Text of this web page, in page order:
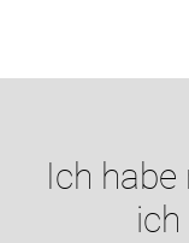
Ich